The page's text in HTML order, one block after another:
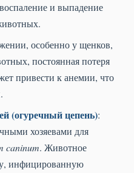
и выпадение
особенно у щенков,
постоянная потеря
привести к анемии, что
(огуречный цепень):
хозяевами для
caninum. Животное
инфицированную